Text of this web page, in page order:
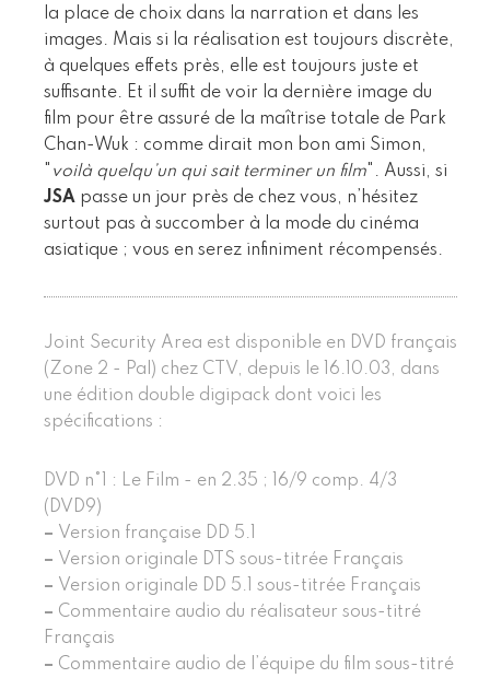
la place de choix dans la narration et dans les
images. Mais si la réalisation est toujours discrète,
à quelques effets près, elle est toujours juste et
suffisante. Et il suffit de voir la dernière image du
film pour être assuré de la maîtrise totale de Park
Chan-Wuk : comme dirait mon bon ami Simon,
voilà quelqu’un qui sait terminer un film ". Aussi, si
JSA passe un jour près de chez vous, n’hésitez
surtout pas à succomber à la mode du cinéma
asiatique ; vous en serez infiniment récompensés.
Joint Security Area est disponible en DVD français
(Zone 2 - Pal) chez CTV, depuis le 16.10.03, dans
une édition double digipack dont voici les
spécifications :
DVD n°1 : Le Film - en 2.35 ; 16/9 comp. 4/3
(DVD9)
– Version française DD 5.1
– Version originale DTS sous-titrée Français
– Version originale DD 5.1 sous-titrée Français
– Commentaire audio du réalisateur sous-titré
Français
– Commentaire audio de l’équipe du film sous-titré